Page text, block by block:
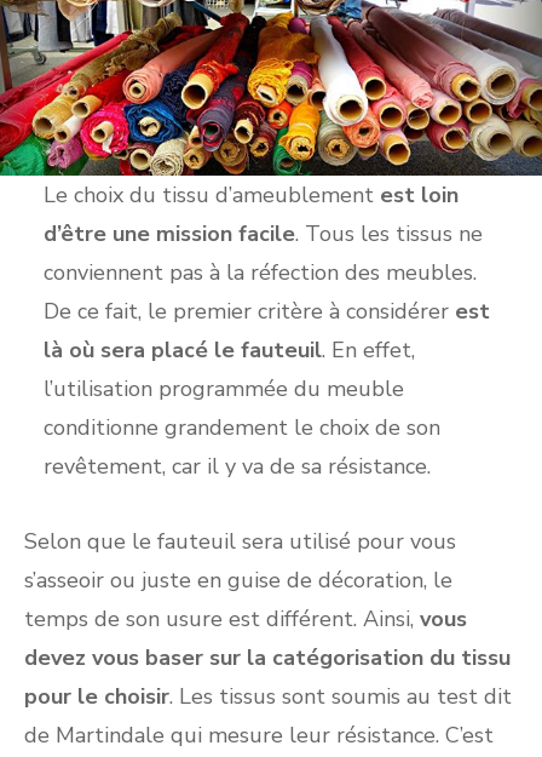
Le choix du tissu d’ameublement est loin
d’être une mission facile. Tous les tissus ne
conviennent pas à la réfection des meubles.
De ce fait, le premier critère à considérerest
là où sera placé le fauteuil. En effet,
l’utilisation programmée du meuble
conditionne grandement le choix de son
revêtement, car il y va de sa résistance.
Selon que le fauteuil sera utilisé pour vous
s’asseoir ou juste en guise de décoration, le
temps de son usure est différent. Ainsi, vous
devez vous baser sur la catégorisation du tissu
pour le choisir. Les tissus sont soumis au test dit
de Martindale qui mesure leur résistance. C’est